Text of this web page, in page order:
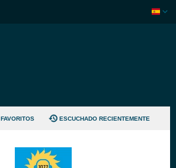
FAVORITOS ESCUCHADO RECIENTEMENTE